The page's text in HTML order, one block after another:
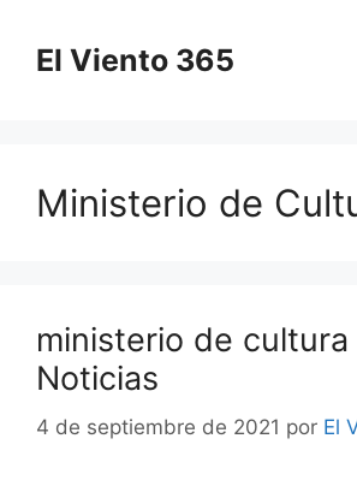
contenido
El Viento 365
Ministerio de
ministerio de cultura
Noticias
4 de septiembre de 2021 por El